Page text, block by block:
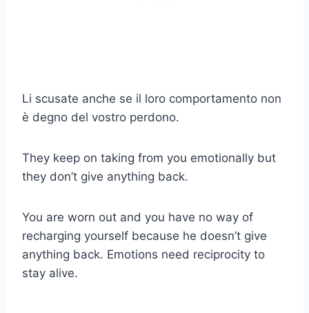
Li scusate anche se il loro comportamento non
è degno del vostro perdono.
They keep on taking from you emotionally but
they don’t give anything back.
You are worn out and you have no way of
recharging yourself because he doesn’t give
anything back. Emotions need reciprocity to
stay alive.